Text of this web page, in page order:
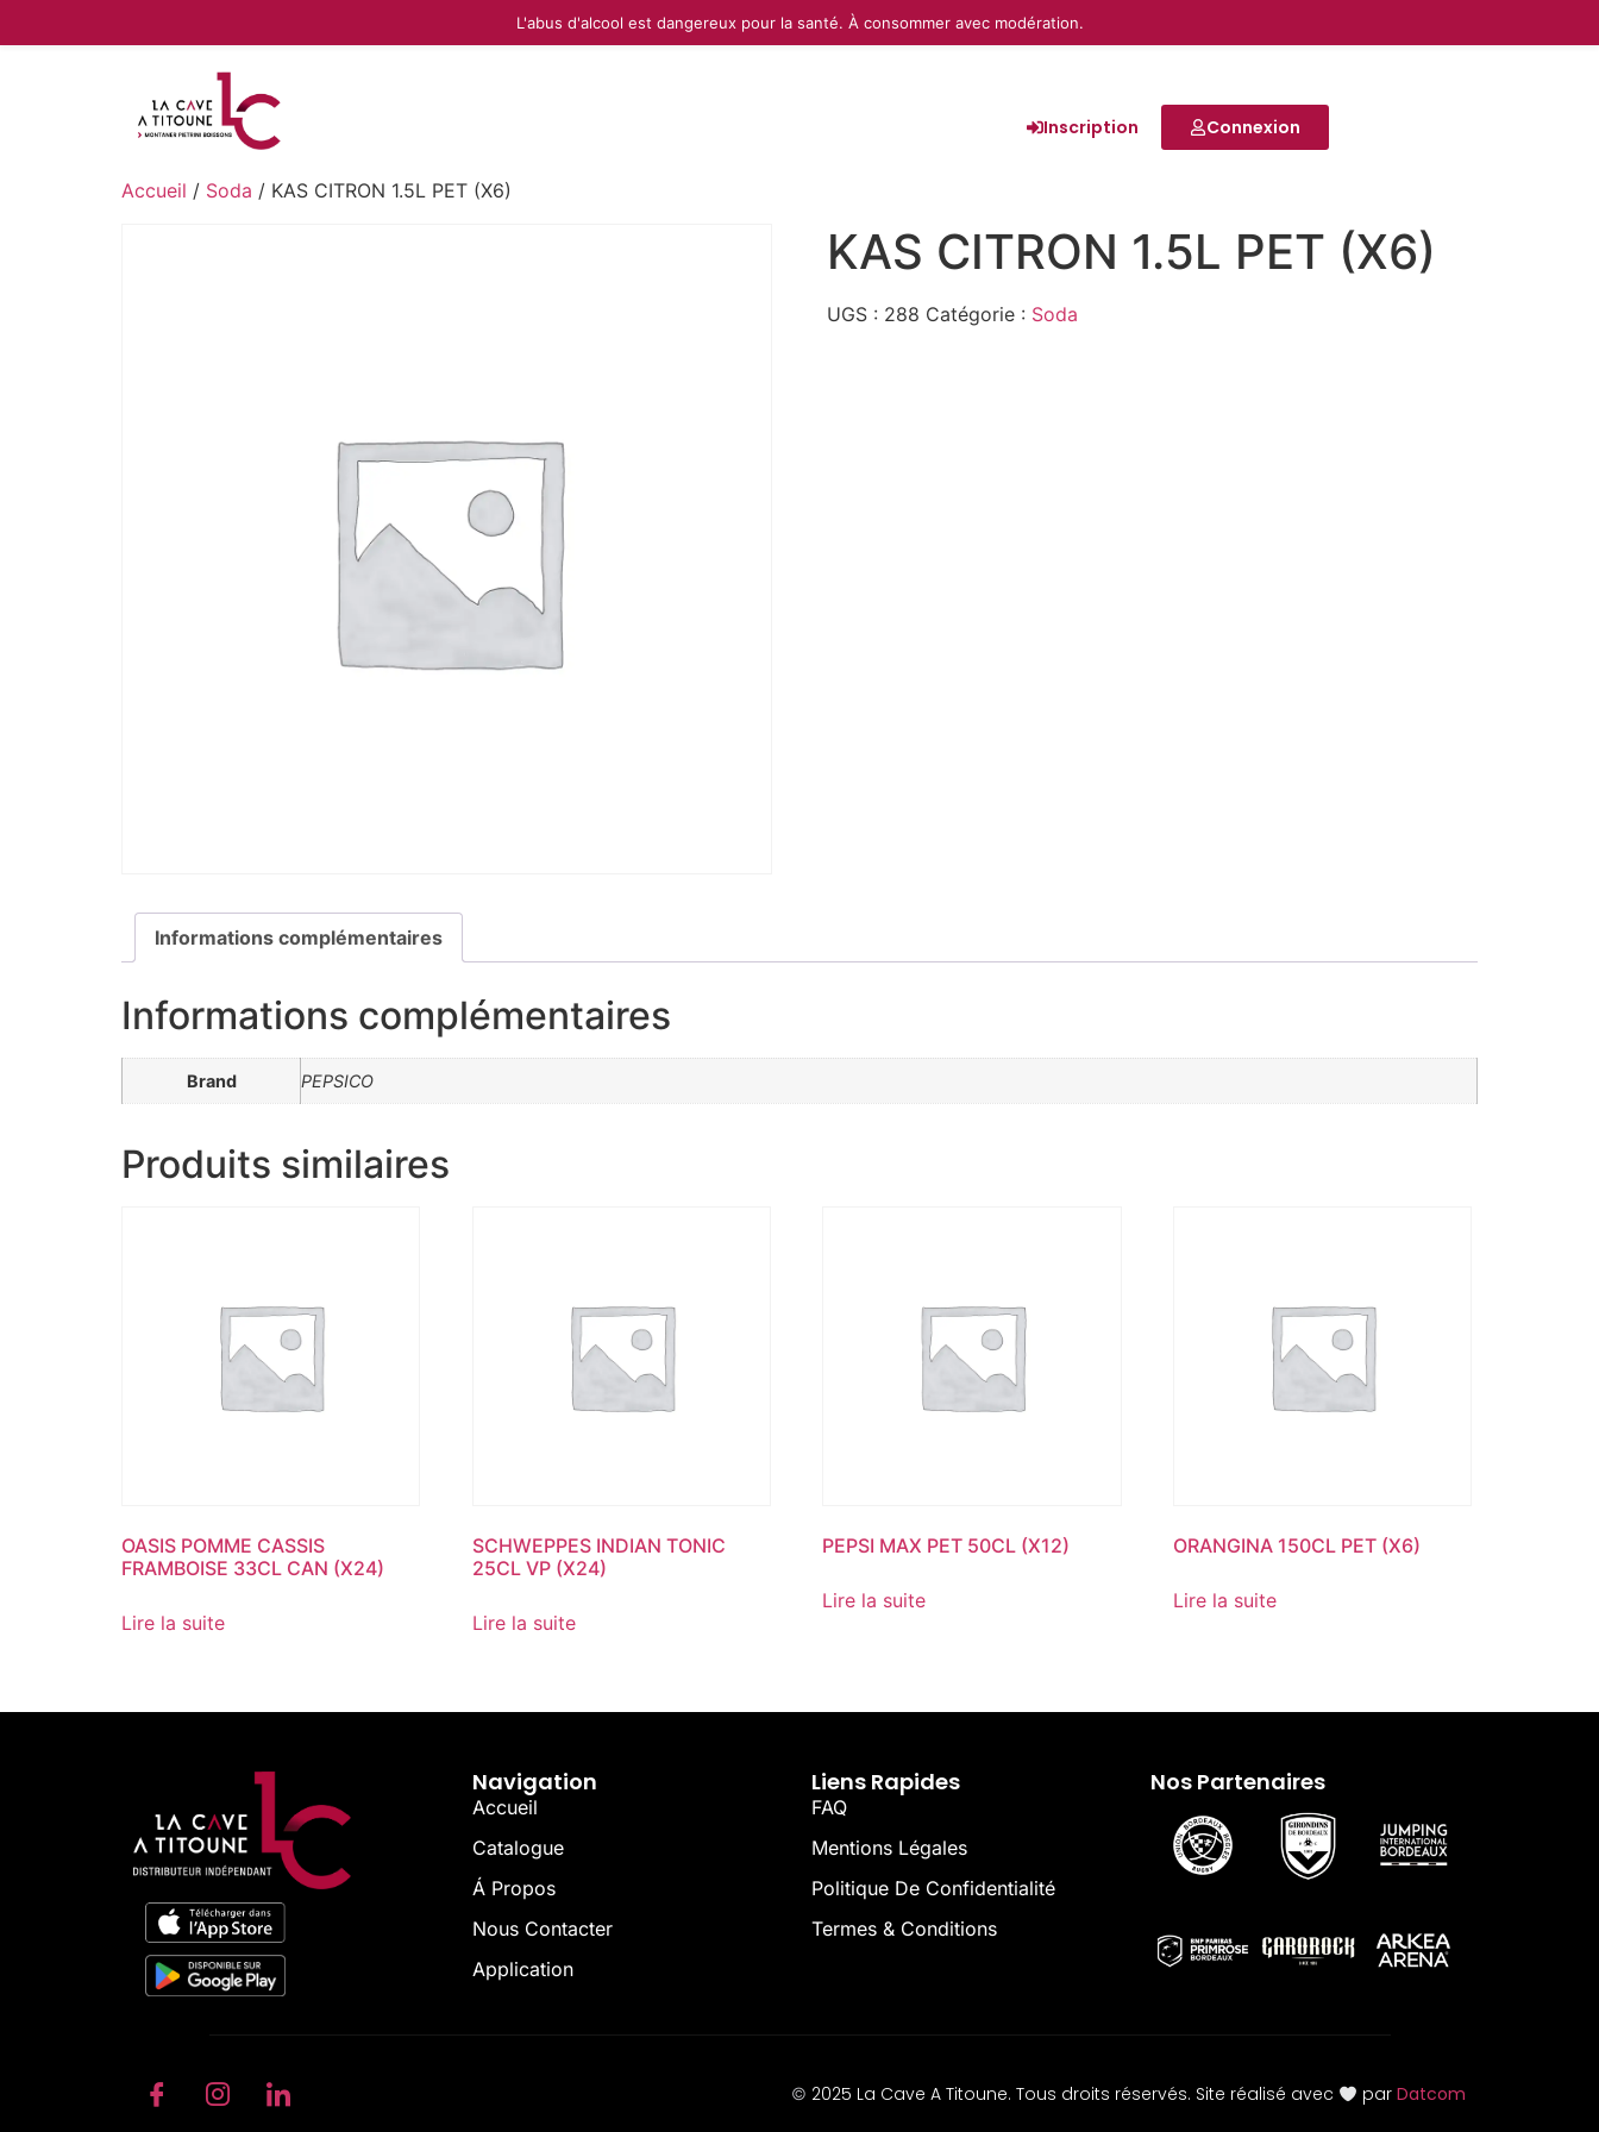
Inscription Connexion
Accueil / Soda / KAS CITRON 1.5L PET (X6)
KAS CITRON 1.5L PET (X6)
UGS : 288 Catégorie : Soda
Informations complémentaires
Informations complémentaires
Brand PEPSICO
Produits similaires
OASIS POMME CASSIS
FRAMBOISE 33CL CAN (X24)
Lire la suite
SCHWEPPES INDIAN TONIC
25CL VP (X24)
Lire la suite
PEPSI MAX PET 50CL (X12)
Lire la suite
ORANGINA 150CL PET (X6)
Lire la suite
Navigation
Accueil
Catalogue
Á Propos
Nous Contacter
Application
Liens Rapides
FAQ
Mentions Légales
Politique De Confidentialité
Termes & Conditions
Nos Partenaires
© 2025 La Cave A Titoune. Tous droits réservés. Site réalisé avec par Datcom
L'abus d'alcool est dangereux pour la santé. À consommer avec modération.